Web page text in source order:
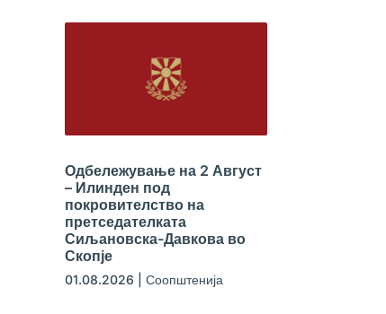
Одбележување на 2 Август
– Илинден под
покровителство на
претседателката
Сиљановска-Давкова во
Скопје
01.08.2026 Соопштенија